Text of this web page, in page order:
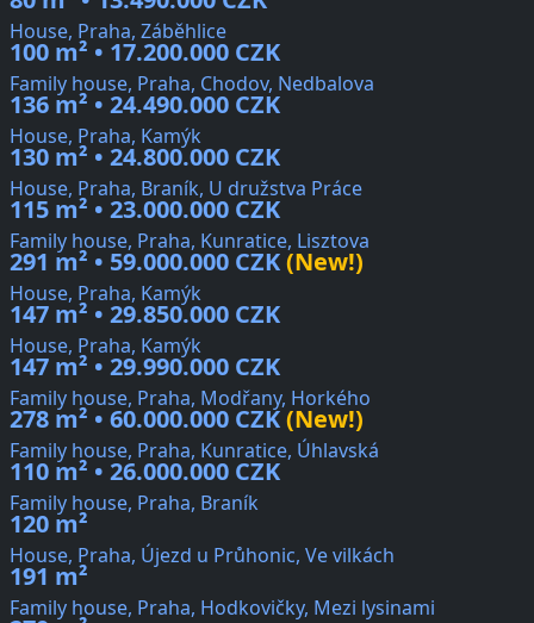
House, Praha, Záběhlice
100 m² • 17.200.000 CZK
Family house, Praha, Chodov, Nedbalova
136 m² • 24.490.000 CZK
House, Praha, Kamýk
130 m² • 24.800.000 CZK
House, Praha, Braník, U družstva Práce
115 m² • 23.000.000 CZK
Family house, Praha, Kunratice, Lisztova
291 m² • 59.000.000 CZK(New!)
House, Praha, Kamýk
147 m² • 29.850.000 CZK
House, Praha, Kamýk
147 m² • 29.990.000 CZK
Family house, Praha, Modřany, Horkého
278 m² • 60.000.000 CZK(New!)
Family house, Praha, Kunratice, Úhlavská
110 m² • 26.000.000 CZK
Family house, Praha, Braník
120 m²
House, Praha, Újezd u Průhonic, Ve vilkách
191 m²
Family house, Praha, Hodkovičky, Mezi lysinami